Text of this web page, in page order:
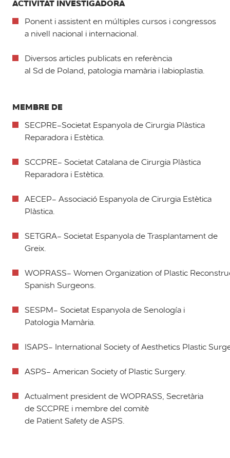
ACTIVITAT INVESTIGADORA
Ponent i assistent en múltiples cursos i congressos
a nivell nacional i internacional.
Diversos articles publicats en referència
al Sd de Poland, patologia mamària i labioplastia.
MEMBRE DE
SECPRE-Societat Espanyola de Cirurgia Plàstica
Reparadora i Estètica.
SCCPRE- Societat Catalana de Cirurgia Plàstica
Reparadora i Estètica.
AECEP- Associació Espanyola de Cirurgia Estètica
Plàstica.
SETGRA- Societat Espanyola de Trasplantament de
Greix.
WOPRASS- Women Organization of Plastic
Spanish Surgeons.
SESPM- Societat Espanyola de Senología i
Patologia Mamària.
ISAPS- International Society of Aesthetics Plastic
ASPS- American Society of Plastic Surgery.
Actualment president de WOPRASS, Secretària
de SCCPRE i membre del comitè
de Patient Safety de ASPS.